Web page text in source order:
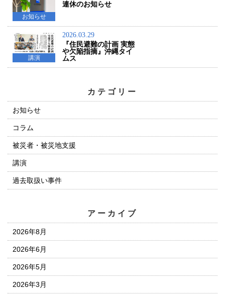
お知らせ
連休のお知らせ
講演
2026.03.29
『住民避難の計画 実態
や欠陥指摘』沖縄タイ
ムス
カテゴリー
お知らせ
コラム
被災者・被災地支援
講演
過去取扱い事件
アーカイブ
2026年8月
2026年6月
2026年5月
2026年3月